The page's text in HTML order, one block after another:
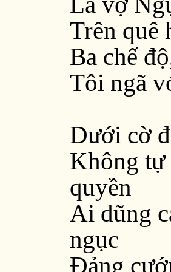
Trên quê
Ba chế
Tôi ngã
Dưới cờ
Không tự
quyền
Ai dũng
ngục
Đảng